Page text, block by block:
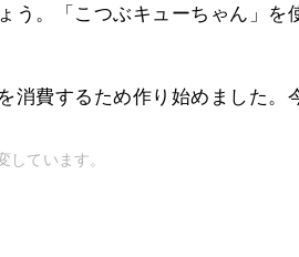
う。「こつぶキューちゃん」を
消費するため作り始めました。
ています。